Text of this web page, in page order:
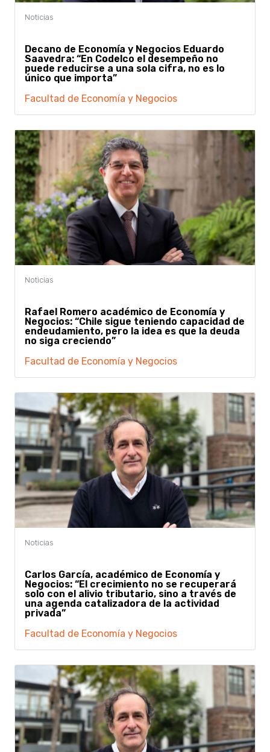
Decano de Economía y Negocios Eduardo
Saavedra: “En Codelco el desempeño no
puede reducirse a una sola cifra, no es lo
único que importa”
Facultad de Economía y Negocios
Rafael Romero académico de Economía y
Negocios: “Chile sigue teniendo capacidad de
endeudamiento, pero la idea es que la deuda
no siga creciendo”
Facultad de Economía y Negocios
Carlos García, académico de Economía y
Negocios: “El crecimiento no se recuperará
solo con el alivio tributario, sino a través de
una agenda catalizadora de la actividad
privada”
Facultad de Economía y Negocios